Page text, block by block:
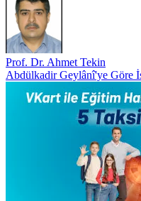
Prof. Dr. Ahmet Tekin
Abdülkadir Geylânî'ye Göre